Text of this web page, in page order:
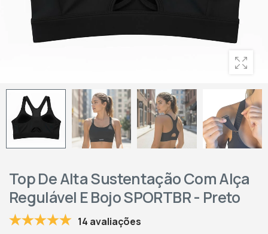
Top De Alta Sustentação Com Alça
Regulável E Bojo SPORTBR - Preto
14 avaliações